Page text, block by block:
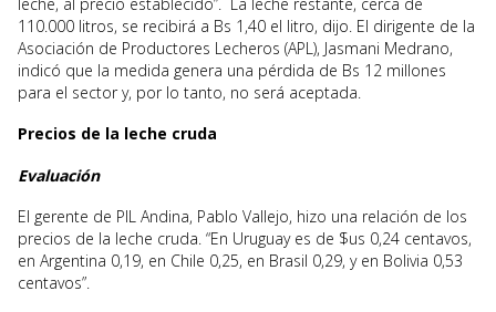
110.000 litros, se recibirá a Bs 1,40 el litro, dijo. El dirigente de la
Asociación de Productores Lecheros (APL), Jasmani Medrano,
indicó que la medida genera una pérdida de Bs 12 millones
para el sector y, por lo tanto, no será aceptada.
Precios de la leche cruda
Evaluación
El gerente de PIL Andina, Pablo Vallejo, hizo una relación de los
precios de la leche cruda. “En Uruguay es de $us 0,24 centavos,
en Argentina 0,19, en Chile 0,25, en Brasil 0,29, y en Bolivia 0,53
centavos”.